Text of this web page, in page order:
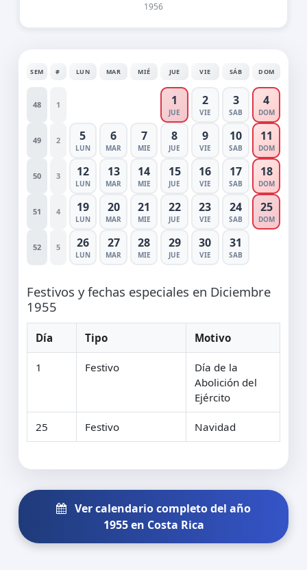
1956
SEM # LUN MAR MIÉ JUE VIE SÁB DOM
48 1 1
JUE
2
VIE
3
SAB
4
DOM
49 2 5
LUN
6
MAR
7
MIE
8
JUE
9
VIE
10
SAB
11
DOM
50 3 12
LUN
13
MAR
14
MIE
15
JUE
16
VIE
17
SAB
18
DOM
51 4 19
LUN
20
MAR
21
MIE
22
JUE
23
VIE
24
SAB
25
DOM
52 5 26
LUN
27
MAR
28
MIE
29
JUE
30
VIE
31
SAB
Festivos y fechas especiales en Diciembre
1955
Día Tipo Motivo
1 Festivo
Día de la
Abolición del
Ejército
25 Festivo Navidad
Ver calendario completo del año
1955 en Costa Rica